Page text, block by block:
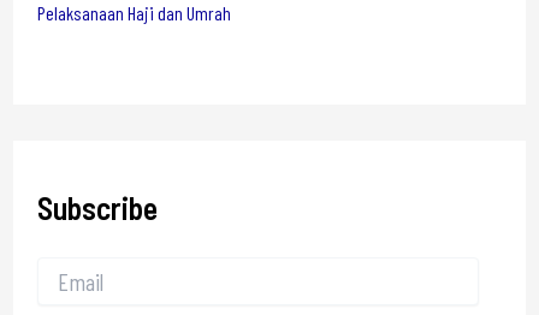
Pelaksanaan Haji dan Umrah
Subscribe